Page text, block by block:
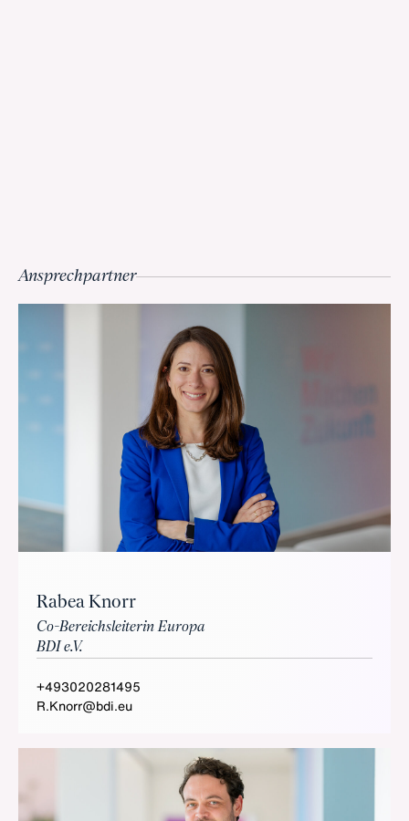
Ansprechpartner
Rabea Knorr
Co-Bereichsleiterin Europa
BDI e.V.
+493020281495
R.Knorr@bdi.eu